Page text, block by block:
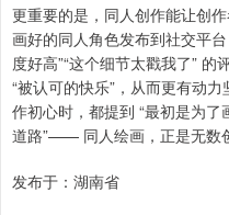
更重要的是，同人创作能让创
画好的同人角色发布到社交平
度好高”“这个细节太戳我了”
“被认可的快乐”，从而更有动
作初心时，都提到 “最初是为
道路”—— 同人绘画，正是无数创
发布于：湖南省